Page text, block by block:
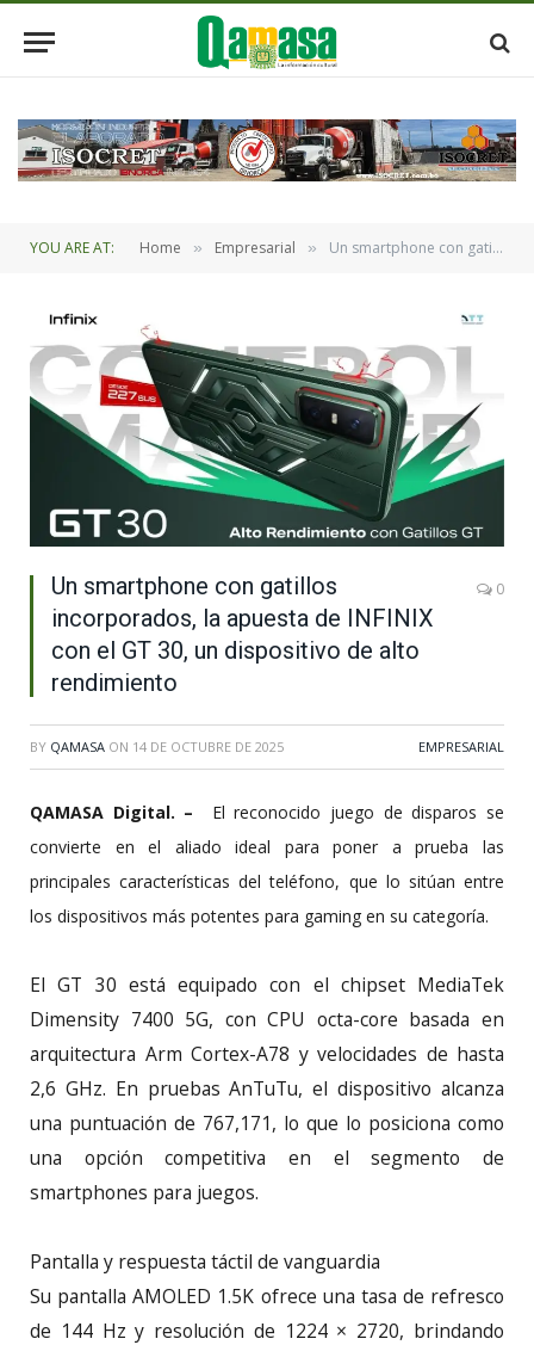
YOU ARE AT: Home » Empresarial » Un smartphone con gatillos incorporados, la apuesta de INFINIX con el GT 30, un dispositivo de alto rendimiento
Un smartphone con gatillos
incorporados, la apuesta de INFINIX
con el GT 30, un dispositivo de alto
rendimiento
0
BY QAMASA ON 14 DE OCTUBRE DE 2025 EMPRESARIAL
QAMASA Digital. – El reconocido juego de disparos se
convierte en el aliado ideal para poner a prueba las
principales características del teléfono, que lo sitúan entre
los dispositivos más potentes para gaming en su categoría.
El GT 30 está equipado con el chipset MediaTek
Dimensity 7400 5G, con CPU octa-core basada en
arquitectura Arm Cortex-A78 y velocidades de hasta
2,6 GHz. En pruebas AnTuTu, el dispositivo alcanza
una puntuación de 767,171, lo que lo posiciona como
una opción competitiva en el segmento de
smartphones para juegos.
Pantalla y respuesta táctil de vanguardia
Su pantalla AMOLED 1.5K ofrece una tasa de refresco
de 144 Hz y resolución de 1224 × 2720, brindando